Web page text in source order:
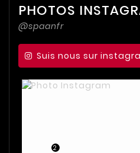
PHOTOS
@spaanfr
Suis nous sur
2